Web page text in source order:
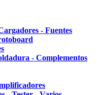
- Fuentes
- Complementos